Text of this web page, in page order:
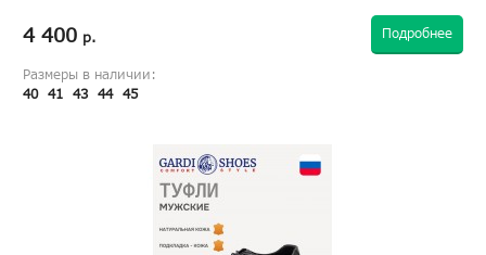
4 400 р. Подробнее
Размеры в наличии:
40 41 43 44 45